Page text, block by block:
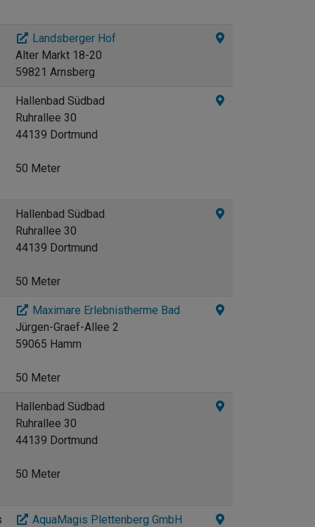
Landsberger Hof
Alter Markt 18-20
59821 Arnsberg
Hallenbad Südbad
Ruhrallee 30
44139 Dortmund
50 Meter
Hallenbad Südbad
Ruhrallee 30
44139 Dortmund
50 Meter
Maximare Erlebnistherme Bad
Jürgen-Graef-Allee 2
59065 Hamm
50 Meter
Hallenbad Südbad
Ruhrallee 30
44139 Dortmund
50 Meter
AquaMagis Plettenberg GmbH